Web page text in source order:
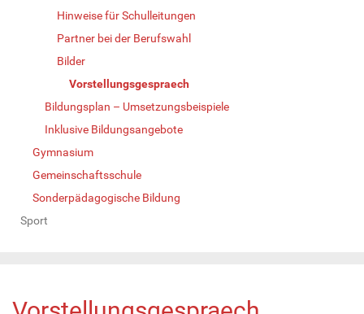
Hinweise für Schulleitungen
Partner bei der Berufswahl
Bilder
Vorstellungsgespraech
Bildungsplan – Umsetzungsbeispiele
Inklusive Bildungsangebote
Gymnasium
Gemeinschaftsschule
Sonderpädagogische Bildung
Sport